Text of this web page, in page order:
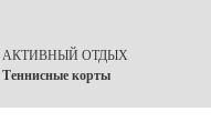
АКТИВНЫЙ ОТДЫХ
Теннисные корты